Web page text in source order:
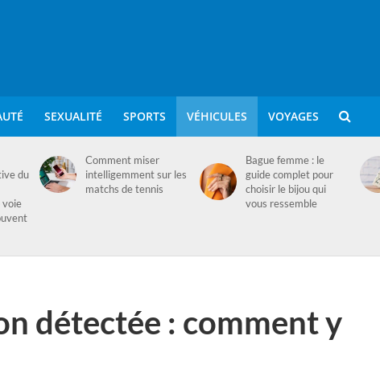
SEXUALITÉ SPORTS VÉHICULES VOYAGES
du
voie
Comment miser
intelligemment sur les
matchs de tennis
Bague femme : le
guide complet pour
choisir le bijou qui
vous ressemble
détectée : comment y